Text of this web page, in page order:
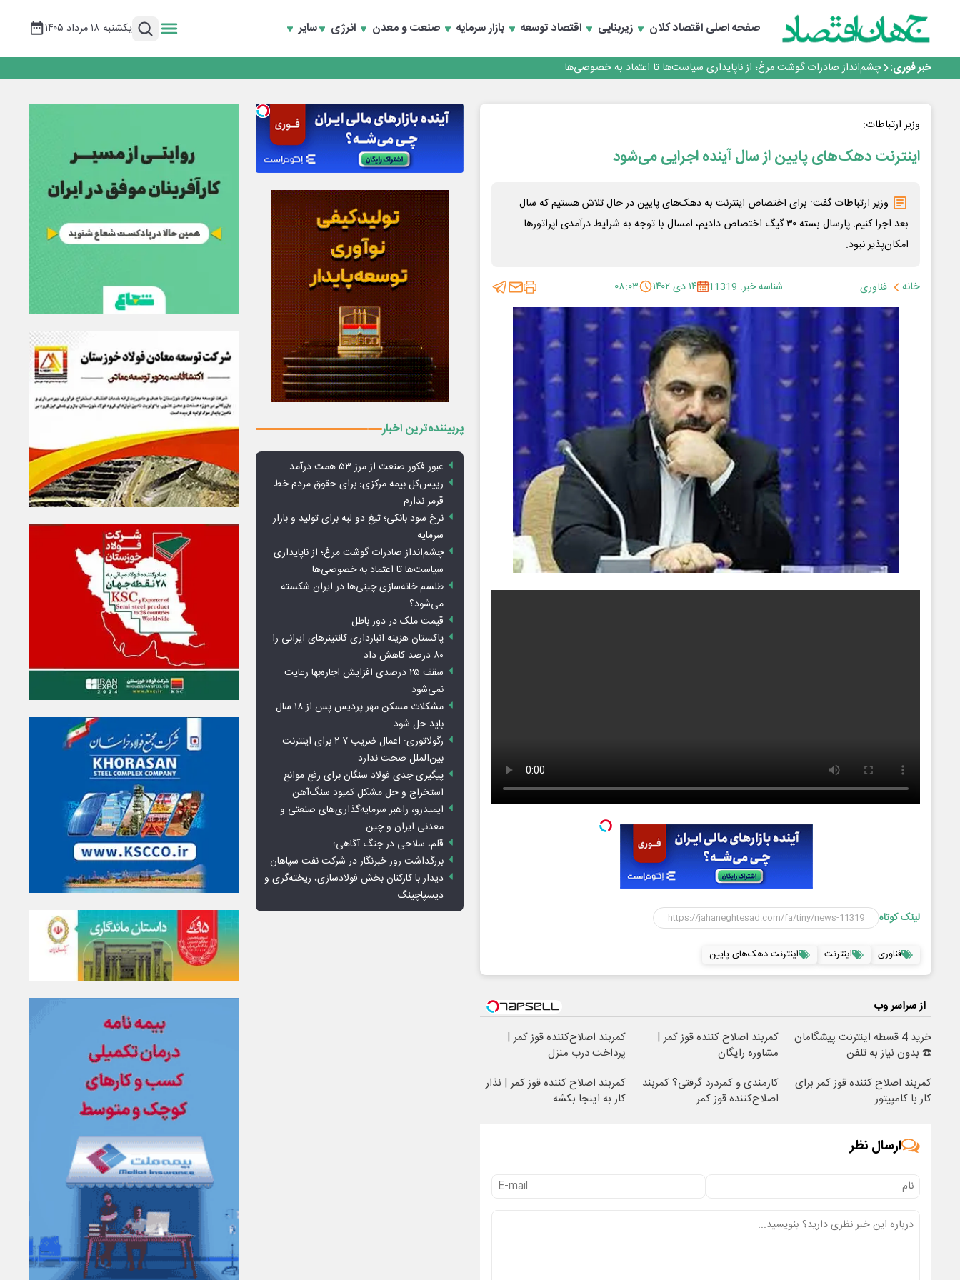
صفحه اصلیاقتصاد کلان زیربنایی اقتصاد توسعه بازار سرمایه صنعت و معدن انرژی سایر یکشنبه ۱۸ مرداد ۱۴۰۵
خبر فوری:
عبور فکور صنعت از مرز ۵۳ همت درآمد
رییس‌کل بیمه مرکزی: برای حقوق مردم خط قرمز ندارم
چشم‌انداز صادرات گوشت مرغ؛ از ناپایداری سیاست‌ها تا اعتماد به خصوصی‌ها
طلسم خانه‌سازی چینی‌ها در ایران شکسته می‌شود؟
عبور فکور صنعت از مرز ۵۳ همت درآمد
رییس‌کل بیمه مرکزی: برای حقوق مردم خط قرمز ندارموزیر ارتباطات:
اینترنت دهک‌های پایین از سال آینده اجرایی می‌شود
وزیر ارتباطات گفت: برای اختصاص اینترنت به دهک‌های پایین در حال تلاش هستیم که سال
بعد اجرا کنیم. پارسال بسته ۳۰ گیگ اختصاص دادیم، امسال با توجه به شرایط درآمدی اپراتورها
امکان‌پذیر نبود.
خانه فناوری شناسه خبر: 11319 ۱۴ دی ۱۴۰۲ ۰۸:۰۳
لینک کوتاه
فناوری اینترنت اینترنت دهک‌های پایین
از سراسر وب
خرید 4 قسطه اینترنت پیشگامان
☎️ بدون نیاز به تلفن
کمربند اصلاح کننده قوز کمر |
مشاوره رایگان
کمربند اصلاح‌کننده قوز کمر |
پرداخت درب منزل
کمربند اصلاح کننده قوز کمر برای
کار با کامپیتور
کارمندی و کمردرد گرفتی؟ کمربند
اصلاح‌کننده قوز کمر
کمربند اصلاح کننده قوز کمر | نذار
کار به اینجا بکشه
ارسال نظر
پربیننده‌ترین اخبار
عبور فکور صنعت از مرز ۵۳ همت درآمد
رییس‌کل بیمه مرکزی: برای حقوق مردم خط
قرمز ندارم
نرخ سود بانکی؛ تیغ دو لبه برای تولید و بازار
سرمایه
چشم‌انداز صادرات گوشت مرغ؛ از ناپایداری
سیاست‌ها تا اعتماد به خصوصی‌ها
طلسم خانه‌سازی چینی‌ها در ایران شکسته
می‌شود؟
قیمت ملک در دور باطل
پاکستان هزینه انبارداری کانتینرهای ایرانی را
۸۰ درصد کاهش داد
سقف ۲۵ درصدی افزایش اجاره‌بها رعایت
نمی‌شود
مشکلات مسکن مهر پردیس پس از ۱۸ سال
باید حل شود
رگولاتوری: اعمال ضریب ۲.۷ برای اینترنت
بین‌الملل صحت ندارد
پیگیری جدی فولاد سنگان برای رفع موانع
استخراج و حل مشکل کمبود سنگ‌آهن
ایمیدرو، راهبر سرمایه‌گذاری‌های صنعتی و
معدنی ایران و چین
قلم، سلاحی در جنگ آگاهی؛
بزرگداشت روز خبرنگار در شرکت نفت سپاهان
دیدار با کارکنان بخش فولادسازی، ریخته‌گری و
دیسپاچینگ